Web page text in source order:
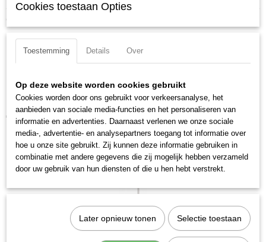
2593-04
EAN code
7612206074612
Kraftwerk 3636-3 Schroevendraaier inbus T-handgreep 3 mm
€ 7,83
Kraftwerk 3636-4 Schroevendraaier inbus T-handgreep 4 mm
Cookies toestaan Opties
Toestemming Details Over
Op deze website worden cookies gebruikt
Cookies worden door ons gebruikt voor verkeersanalyse, het
aanbieden van sociale media-functies en het personaliseren van
informatie en advertenties. Daarnaast verlenen we onze sociale
media-, advertentie- en analysepartners toegang tot informatie over
hoe u onze site gebruikt. Zij kunnen deze informatie gebruiken in
combinatie met andere gegevens die zij mogelijk hebben verzameld
door uw gebruik van hun diensten of die u hen hebt verstrekt.
Later opnieuw tonen Selectie toestaan